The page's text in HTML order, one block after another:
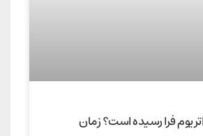
فرا رسیده است؟ زمان